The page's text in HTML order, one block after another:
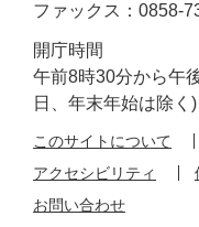
ファックス：0858-
開庁時間
午前8時30分から午
日、年末年始は除く)
このサイトについて
アクセシビリティ
お問い合わせ